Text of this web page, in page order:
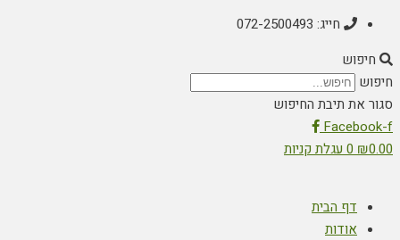
חייג: 072-2500493
חיפוש
חיפוש
סגור את תיבת החיפוש
Facebook-f
₪0.00
0 עגלת קניות
דף הבית
אודות